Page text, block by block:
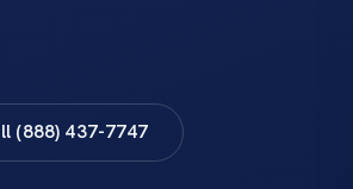
(888) 437-7747